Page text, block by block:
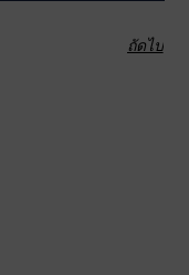
ถัดไป